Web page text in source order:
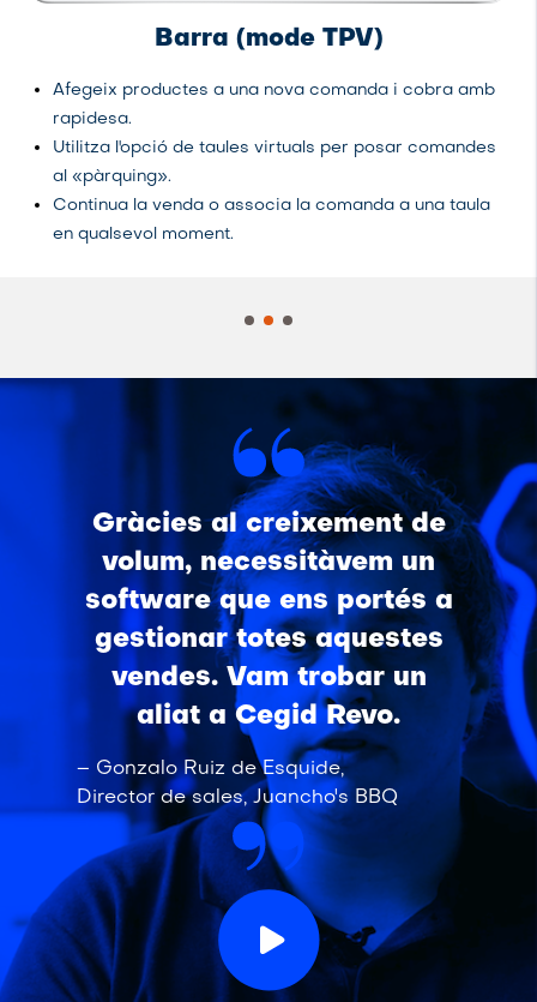
Barra (mode TPV)
Afegeix productes a una nova comanda i cobra amb
rapidesa.
Utilitza l'opció de taules virtuals per posar comandes
al «pàrquing».
Continua la venda o associa la comanda a una taula
en qualsevol moment.
Gràcies al creixement de
volum, necessitàvem un
software que ens portés a
gestionar totes aquestes
vendes. Vam trobar un
aliat a Cegid Revo.
– Gonzalo Ruiz de Esquide,
Director de sales, Juancho's BBQ